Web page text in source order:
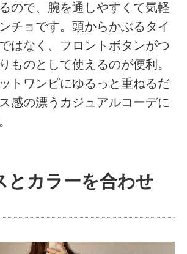
ので、腕を通しやすくて気軽
チョです。頭からかぶるタイ
はなく、フロントボタンがつ
ものとして使えるのが便利。
トワンピにゆるっと重ねるだ
感の漂うカジュアルコーデに
とカラーを合わせ